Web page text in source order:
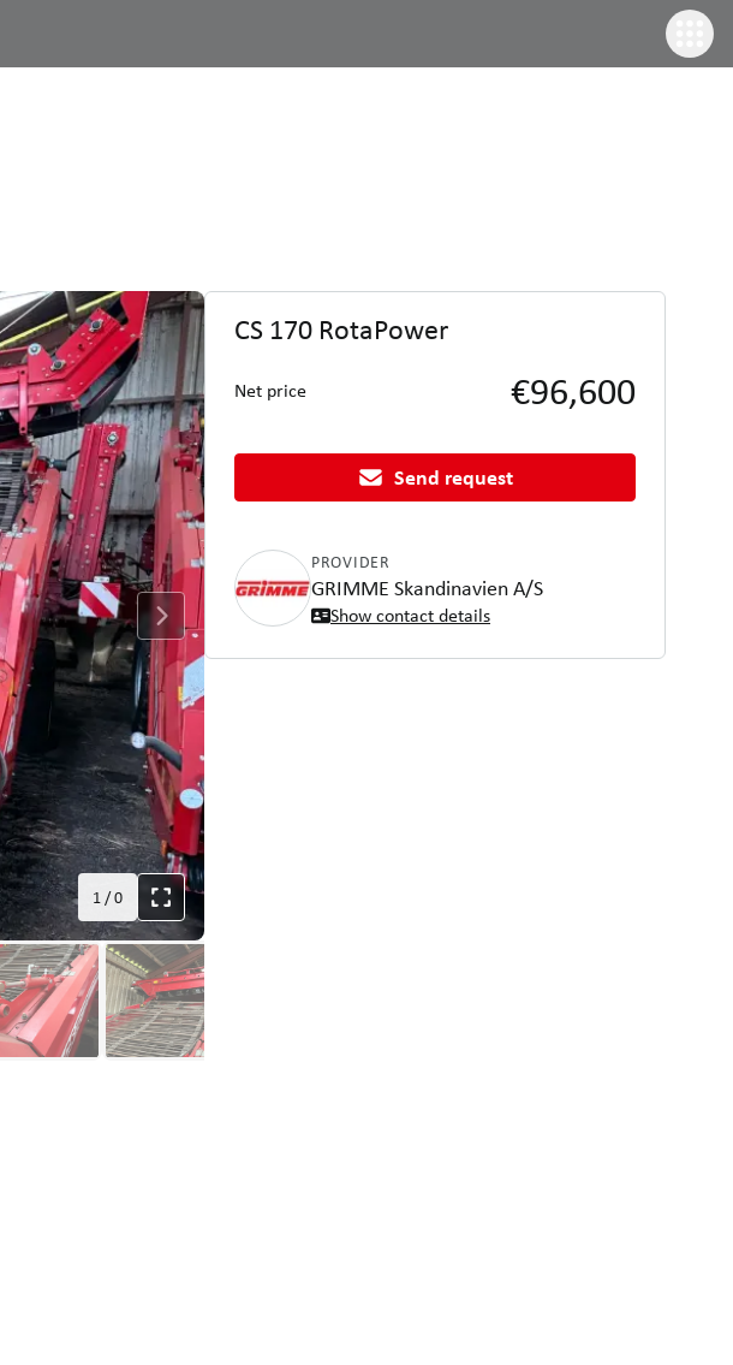
1/0
CS 170 RotaPower
Net price €96,600
Send request
PROVIDER
GRIMME Skandinavien A/S
Show contact details